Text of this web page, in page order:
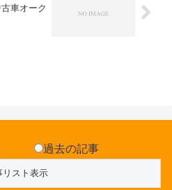
車オーク
事 過去の記事